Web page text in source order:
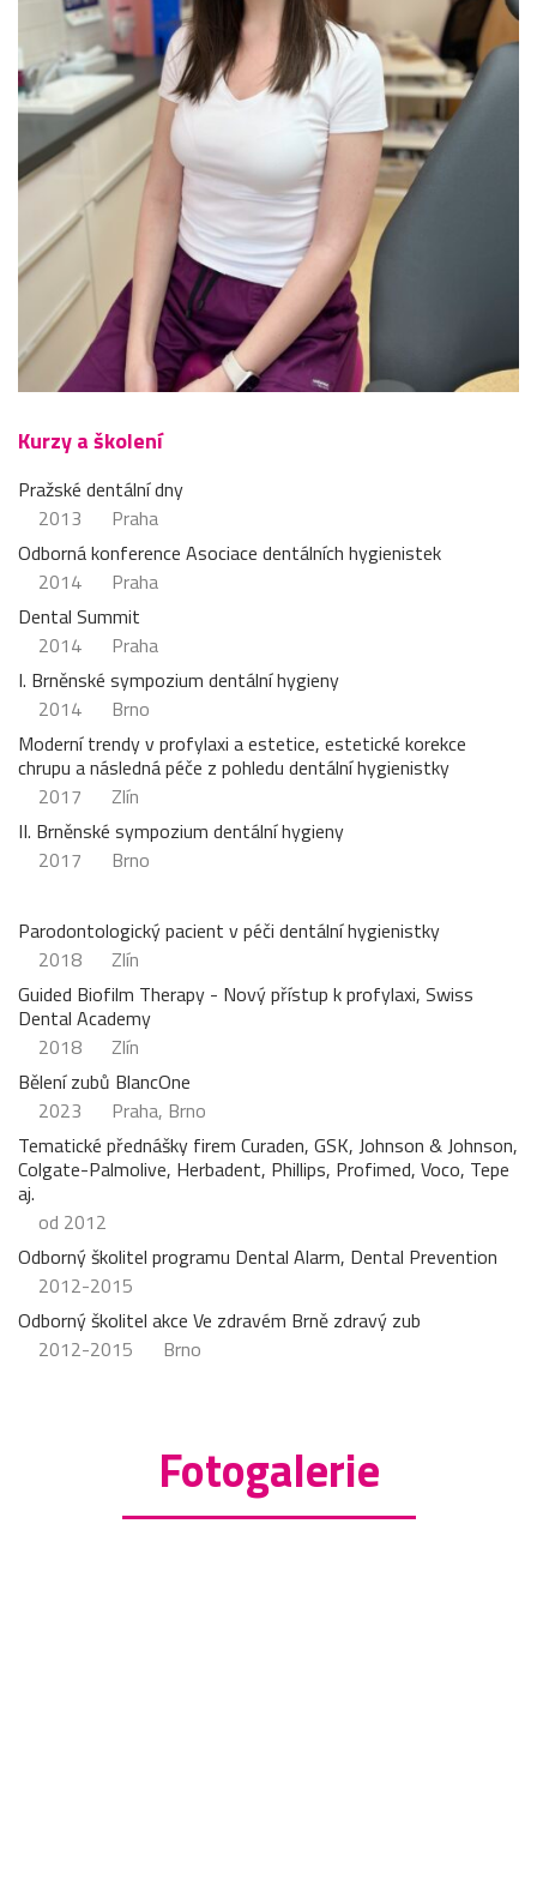
Kurzy a školení
Pražské dentální dny
2013
Praha
Odborná konference Asociace dentálních hygienistek
2014
Praha
Dental Summit
2014
Praha
I. Brněnské sympozium dentální hygieny
2014
Brno
Moderní trendy v profylaxi a estetice, estetické korekce
chrupu a následná péče z pohledu dentální hygienistky
2017
Zlín
II. Brněnské sympozium dentální hygieny
2017
Brno
Parodontologický pacient v péči dentální hygienistky
2018
Zlín
Guided Biofilm Therapy - Nový přístup k profylaxi, Swiss
Dental Academy
2018
Zlín
Bělení zubů BlancOne
2023
Praha, Brno
Tematické přednášky firem Curaden, GSK, Johnson & Johnson,
Colgate-Palmolive, Herbadent, Phillips, Profimed, Voco, Tepe
aj.
od 2012
Odborný školitel programu Dental Alarm, Dental Prevention
2012-2015
Odborný školitel akce Ve zdravém Brně zdravý zub
2012-2015
Brno
Fotogalerie